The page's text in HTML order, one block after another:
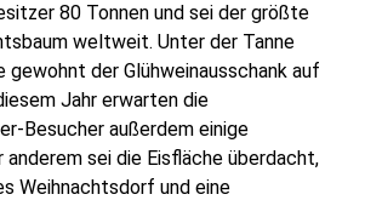
80 Tonnen und sei der größte
weltweit. Unter der Tanne
der Glühweinausschank auf
Jahr erwarten die
Besucher außerdem einige
anderem sei die Eisfläche überdacht,
Weihnachtsdorf und eine